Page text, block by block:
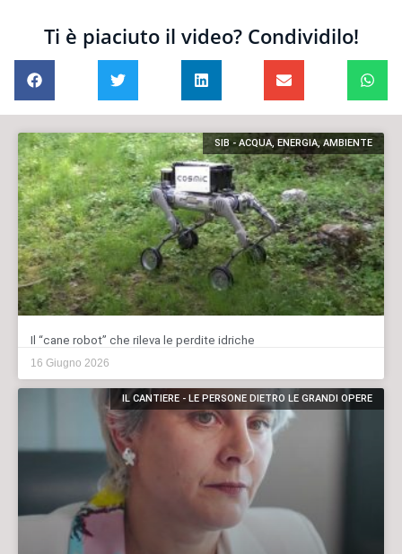
Ti è piaciuto il video? Condividilo!
SIB - ACQUA, ENERGIA, AMBIENTE
Il “cane robot” che rileva le perdite idriche
16 Giugno 2026
IL CANTIERE - LE PERSONE DIETRO LE GRANDI OPERE